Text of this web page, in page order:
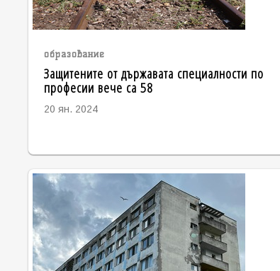
образование
Защитените от държавата специалности по
професии вече са 58
20 ян. 2024